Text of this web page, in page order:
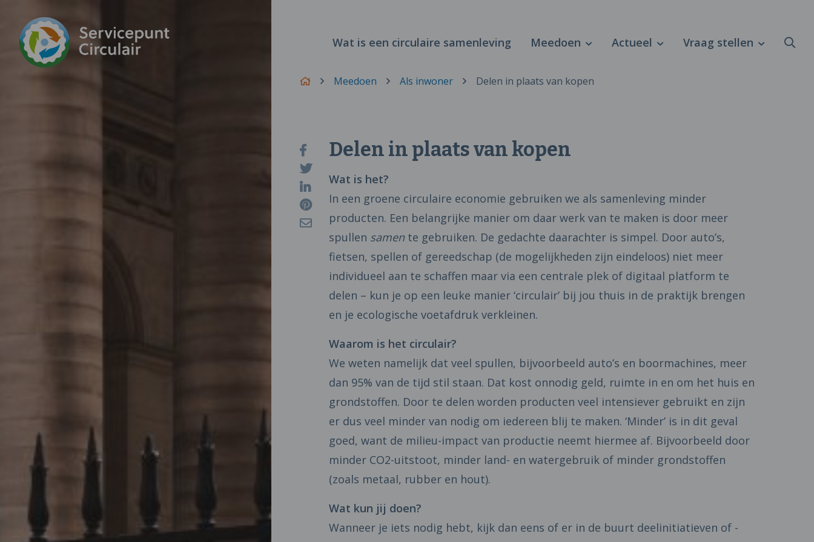
Wat is een circulaire samenleving Meedoen Actueel Vraag stellen
Meedoen Als inwoner Delen in plaats van kopen
Delen in plaats van kopen
Wat is het?
In een groene circulaire economie gebruiken we als samenleving minder
producten. Een belangrijke manier om daar werk van te maken is door meer
spullen samente gebruiken. De gedachte daarachter is simpel. Door auto’s,
fietsen, spellen of gereedschap (de mogelijkheden zijn eindeloos) niet meer
individueel aan te schaffen maar via een centrale plek of digitaal platform te
delen – kun je op een leuke manier ‘circulair’ bij jou thuis in de praktijk brengen
en je ecologische voetafdruk verkleinen.
Waarom is het circulair?
We weten namelijk dat veel spullen, bijvoorbeeld auto’s en boormachines, meer
dan 95% van de tijd stil staan. Dat kost onnodig geld, ruimte in en om het huis en
grondstoffen. Door te delen worden producten veel intensiever gebruikt en zijn
er dus veel minder van nodig om iedereen blij te maken. ‘Minder’ is in dit geval
goed, want de milieu-impact van productie neemt hiermee af. Bijvoorbeeld door
minder CO2-uitstoot, minder land- en watergebruik of minder grondstoffen
(zoals metaal, rubber en hout).
Wat kun jij doen?
Wanneer je iets nodig hebt, kijk dan eens of er in de buurt deelinitiatieven of -